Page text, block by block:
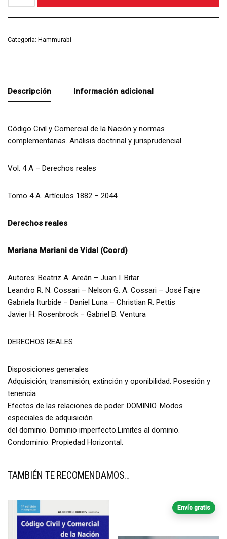
Categoría: Hammurabi
Descripción Información adicional
Código Civil y Comercial de la Nación y normas
complementarias. Análisis doctrinal y jurisprudencial.
Vol. 4 A – Derechos reales
Tomo 4 A. Artículos 1882 – 2044
Derechos reales
Mariana Mariani de Vidal (Coord)
Autores: Beatriz A. Areán – Juan I. Bitar
Leandro R. N. Cossari – Nelson G. A. Cossari – José Fajre
Gabriela Iturbide – Daniel Luna – Christian R. Pettis
Javier H. Rosenbrock – Gabriel B. Ventura
DERECHOS REALES
Disposiciones generales
Adquisición, transmisión, extinción y oponibilidad. Posesión y
tenencia
Efectos de las relaciones de poder. DOMINIO. Modos
especiales de adquisición
del dominio. Dominio imperfecto.Limites al dominio.
Condominio. Propiedad Horizontal.
TAMBIÉN TE RECOMENDAMOS…
Envío gratis